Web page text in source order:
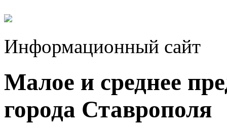
Информационный сайт
Малое и среднее
города Ставрополя